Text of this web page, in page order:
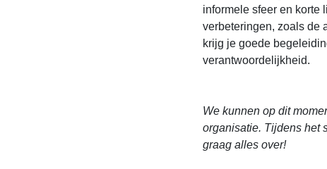
informele sfeer en korte
verbeteringen, zoals de
krijg je goede
verantwoordelijkheid.
We kunnen op dit
organisatie. Tijdens het
graag alles over!